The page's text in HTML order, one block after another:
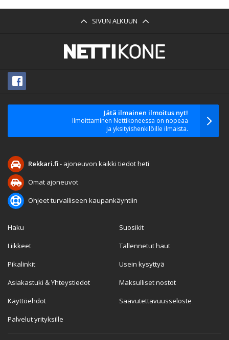
SIVUN ALKUUN
Jätä ilmainen ilmoitus nyt!
Ilmoittaminen Nettikoneessa on nopeaa
ja yksityishenkilöille ilmaista.
Rekkari.fi- ajoneuvon kaikki tiedot heti
Omat ajoneuvot
Ohjeet turvalliseen kaupankäyntiin
Haku
Liikkeet
Pikalinkit
Asiakastuki & Yhteystiedot
Käyttöehdot
Palvelut yrityksille
Suosikit
Tallennetut haut
Usein kysyttyä
Maksulliset nostot
Saavutettavuusseloste